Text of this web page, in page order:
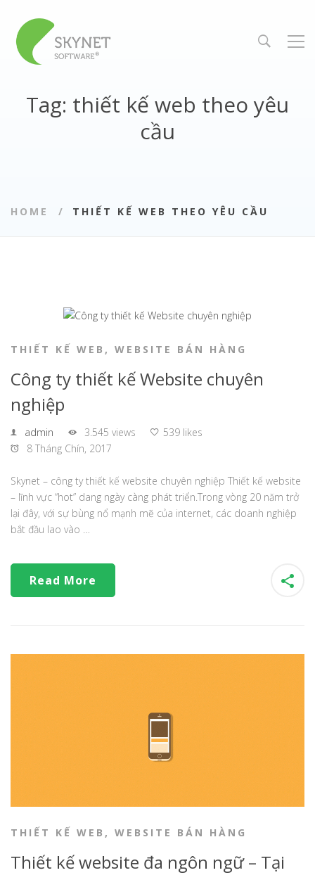
Tag: thiết kế web theo yêu
cầu
HOME THIẾT KẾ WEB THEO YÊU CẦU
THIẾT KẾ WEB , WEBSITE BÁN HÀNG
Công ty thiết kế Website chuyên
nghiệp
admin 3.545 views
539 likes
8 Tháng Chín, 2017
Skynet – công ty thiết kế website chuyên nghiệp Thiết kế website
– lĩnh vực “hot” dang ngày càng phát triển.Trong vòng 20 năm trở
lại đây, với sự bùng nổ mạnh mẽ của internet, các doanh nghiệp
bắt đầu lao vào …
Read More
THIẾT KẾ WEB , WEBSITE BÁN HÀNG
Thiết kế website đa ngôn ngữ – Tại